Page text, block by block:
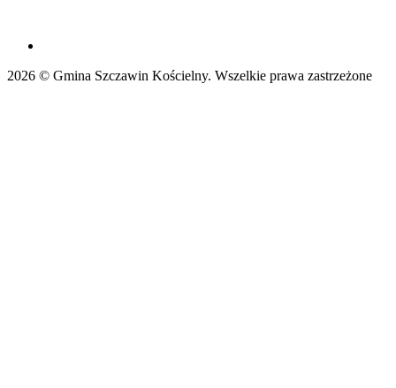
2026 © Gmina Szczawin Kościelny. Wszelkie prawa zastrzeżone